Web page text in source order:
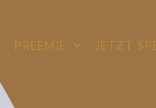
PREEMIE JETZT